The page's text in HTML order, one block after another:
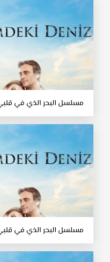
مسلسل البحر الذي في قلبي -
مسلسل البحر الذي في قلبي -